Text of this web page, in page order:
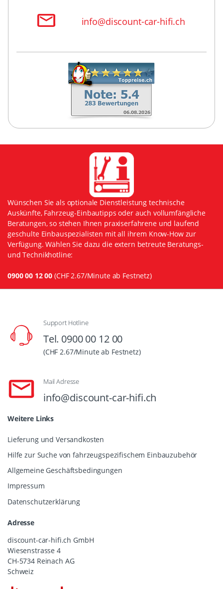
info@discount-car-hifi.ch
Wünschen Sie als optionale Dienstleistung technische
Auskünfte, Fahrzeug-Einbautipps oder auch vollumfängliche
Beratungen, so stehen Ihnen praxiserfahrene und laufend
geschulte Einbauspezialisten mit all ihrem Know-How zur
Verfügung. Wählen Sie dazu die extern betreute Beratungs-
und Technikhotline:
0900 00 12 00 (CHF 2.67/Minute ab Festnetz)
Support Hotline
Tel. 0900 00 12 00
(CHF 2.67/Minute ab Festnetz)
Mail Adresse
info@discount-car-hifi.ch
Weitere Links
Lieferung und Versandkosten
Hilfe zur Suche von fahrzeugspezifischem Einbauzubehör
Allgemeine Geschäftsbedingungen
Impressum
Datenschutzerklärung
Adresse
discount-car-hifi.ch GmbH
Wiesenstrasse 4
CH-5734 Reinach AG
Schweiz